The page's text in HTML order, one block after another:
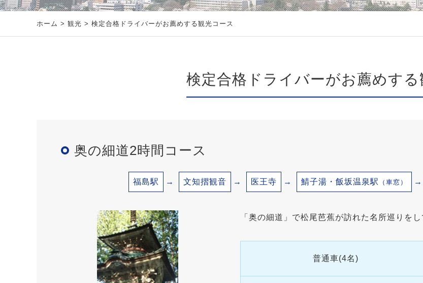
ホーム > 観光 > 検定合格ドライバーがお薦めする観光コース
検定合格ドライバーがお薦めする
奥の細道2時間コース
福島駅 文知摺観音 医王寺 鯖子湯・飯坂温泉駅 （車窓）
「奥の細道」で松尾芭蕉が訪れた名所巡りを
普通車(4名)